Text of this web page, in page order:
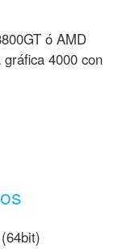
ó AMD
4000 con